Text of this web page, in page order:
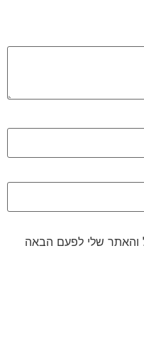
והאתר שלי לפעם הבאה